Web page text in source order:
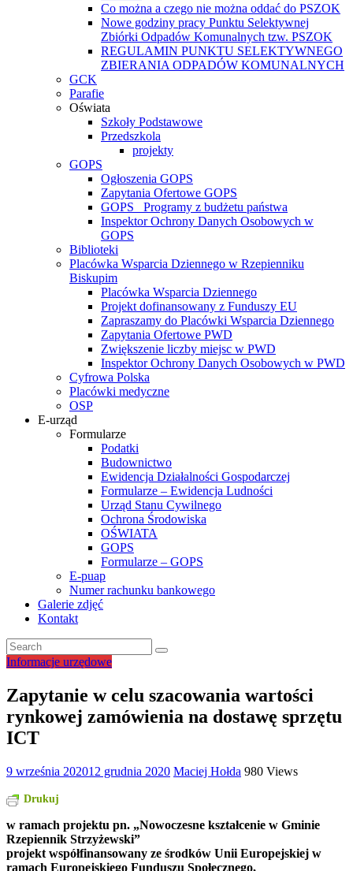
Co można a czego nie można oddać do PSZOK
Nowe godziny pracy Punktu Selektywnej
Zbiórki Odpadów Komunalnych tzw. PSZOK
REGULAMIN PUNKTU SELEKTYWNEGO
ZBIERANIA ODPADÓW KOMUNALNYCH
GCK
Parafie
Oświata
Szkoły Podstawowe
Przedszkola
projekty
GOPS
Ogłoszenia GOPS
Zapytania Ofertowe GOPS
GOPS_ Programy z budżetu państwa
Inspektor Ochrony Danych Osobowych w
GOPS
Biblioteki
Placówka Wsparcia Dziennego w Rzepienniku
Biskupim
Placówka Wsparcia Dziennego
Projekt dofinansowany z Funduszy EU
Zapraszamy do Placówki Wsparcia Dziennego
Zapytania Ofertowe PWD
Zwiększenie liczby miejsc w PWD
Inspektor Ochrony Danych Osobowych w PWD
Cyfrowa Polska
Placówki medyczne
OSP
E-urząd
Formularze
Podatki
Budownictwo
Ewidencja Działalności Gospodarczej
Formularze – Ewidencja Ludności
Urząd Stanu Cywilnego
Ochrona Środowiska
OŚWIATA
GOPS
Formularze – GOPS
E-puap
Numer rachunku bankowego
Galerie zdjęć
Kontakt
Informacje urzędowe
Zapytanie w celu szacowania wartości
rynkowej zamówienia na dostawę sprzętu
ICT
9 września 202012 grudnia 2020 Maciej Hołda 980 Views
Drukuj
w ramach projektu pn. „Nowoczesne kształcenie w Gminie
Rzepiennik Strzyżewski”
projekt współfinansowany ze środków Unii Europejskiej w
ramach Europejskiego Funduszu Społecznego,